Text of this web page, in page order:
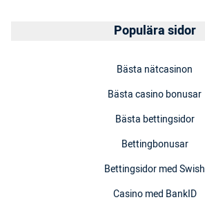
Populära sidor
Bästa nätcasinon
Bästa casino bonusar
Bästa bettingsidor
Bettingbonusar
Bettingsidor med Swish
Casino med BankID